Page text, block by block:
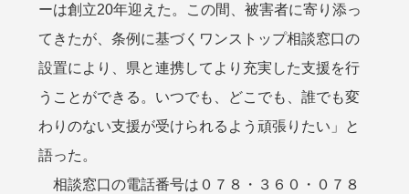
ーは創立20年迎えた。この間、被害者に寄り添っ
てきたが、条例に基づくワンストップ相談窓口の
設置により、県と連携してより充実した支援を行
うことができる。いつでも、どこでも、誰でも変
わりのない支援が受けられるよう頑張りたい」と
語った。
相談窓口の電話番号は０７８・３６０・０７８